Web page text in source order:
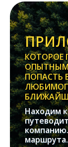
КОТОРОЕ
ОПЫТНЫМ
ПОПАСТЬ
Находим
маршрута.